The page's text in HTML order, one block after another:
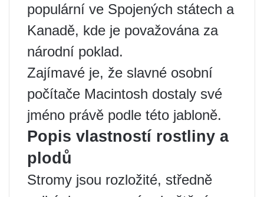
populární ve Spojených státech a
Kanadě, kde je považována za
národní poklad.
Zajímavé je, že slavné osobní
počítače Macintosh dostaly své
jméno právě podle této jabloně.
Popis vlastností rostliny a
plodů
Stromy jsou rozložité, středně